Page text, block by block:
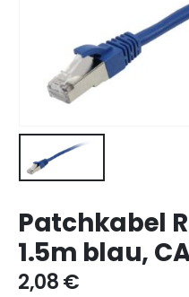
Patchkabel
1.5m blau,
2,08€